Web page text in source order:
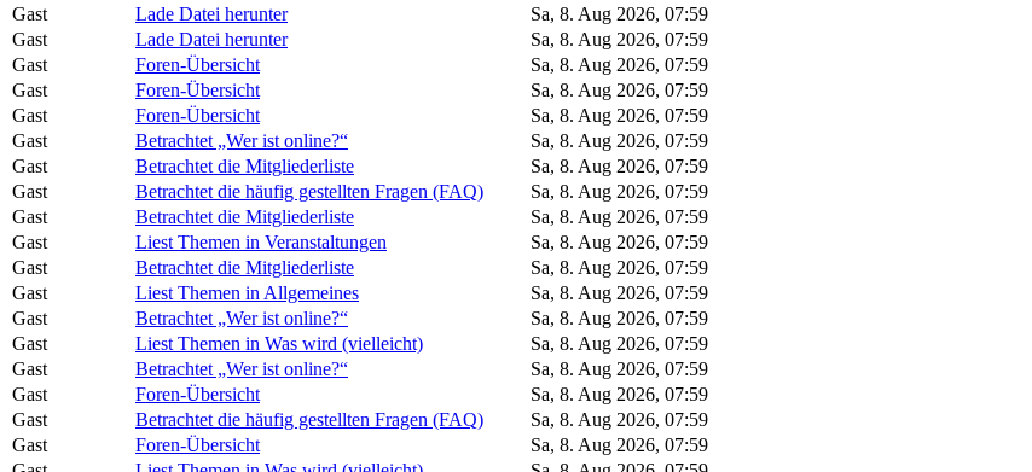
Gast
Lade Datei herunter
Sa, 8. Aug 2026, 07:59
Gast
Lade Datei herunter
Sa, 8. Aug 2026, 07:59
Gast
Foren-Übersicht
Sa, 8. Aug 2026, 07:59
Gast
Foren-Übersicht
Sa, 8. Aug 2026, 07:59
Gast
Foren-Übersicht
Sa, 8. Aug 2026, 07:59
Gast
Betrachtet „Wer ist online?“
Sa, 8. Aug 2026, 07:59
Gast
Betrachtet die Mitgliederliste
Sa, 8. Aug 2026, 07:59
Gast
Betrachtet die häufig gestellten Fragen (FAQ)
Sa, 8. Aug 2026, 07:59
Gast
Betrachtet die Mitgliederliste
Sa, 8. Aug 2026, 07:59
Gast
Liest Themen in Veranstaltungen
Sa, 8. Aug 2026, 07:59
Gast
Betrachtet die Mitgliederliste
Sa, 8. Aug 2026, 07:59
Gast
Liest Themen in Allgemeines
Sa, 8. Aug 2026, 07:59
Gast
Betrachtet „Wer ist online?“
Sa, 8. Aug 2026, 07:59
Gast
Liest Themen in Was wird (vielleicht)
Sa, 8. Aug 2026, 07:59
Gast
Betrachtet „Wer ist online?“
Sa, 8. Aug 2026, 07:59
Gast
Foren-Übersicht
Sa, 8. Aug 2026, 07:59
Gast
Betrachtet die häufig gestellten Fragen (FAQ)
Sa, 8. Aug 2026, 07:59
Gast
Foren-Übersicht
Sa, 8. Aug 2026, 07:59